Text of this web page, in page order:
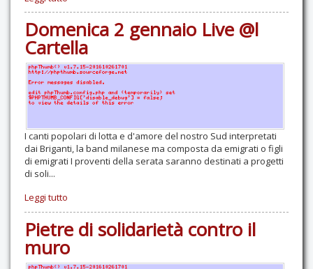
Domenica 2 gennaio Live @l
Cartella
I canti popolari di lotta e d'amore del nostro Sud interpretati
dai Briganti, la band milanese ma composta da emigrati o figli
di emigrati I proventi della serata saranno destinati a progetti
di soli...
Leggi tutto
Pietre di solidarietà contro il
muro